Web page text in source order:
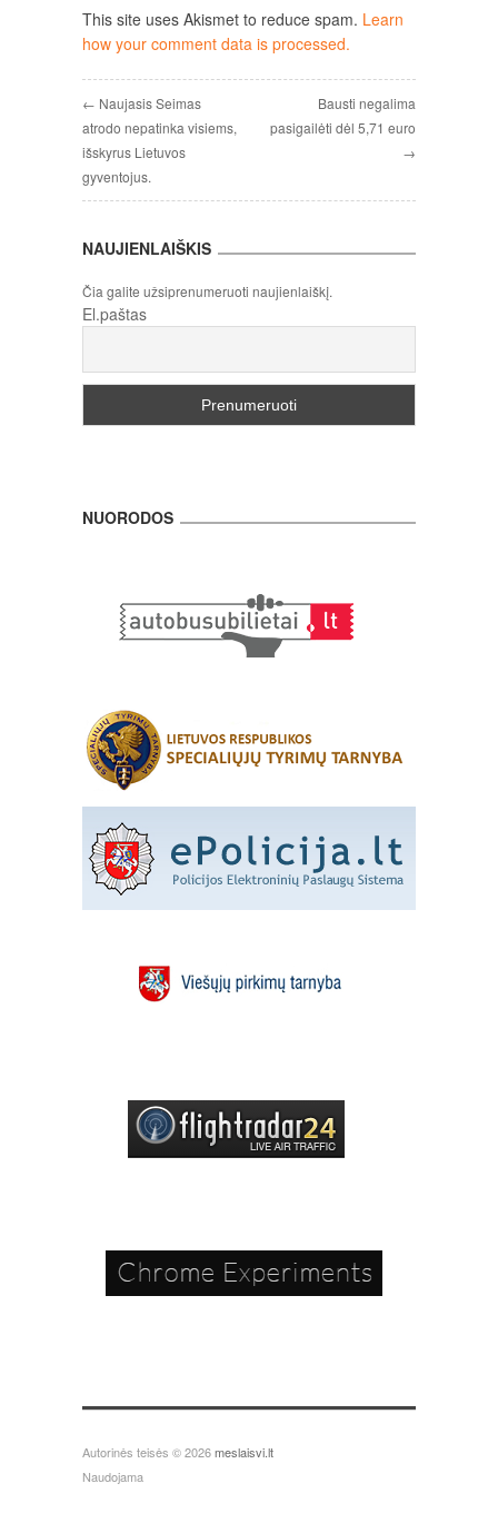
This site uses Akismet to reduce spam. Learn
how your comment data is processed.
← Naujasis Seimas
atrodo nepatinka visiems,
išskyrus Lietuvos
gyventojus.
Bausti negalima
pasigailėti dėl 5,71 euro
→
NAUJIENLAIŠKIS
Čia galite užsiprenumeruoti naujienlaiškį.
El.paštas
NUORODOS
Autorinės teisės © 2026meslaisvi.lt
Naudojama